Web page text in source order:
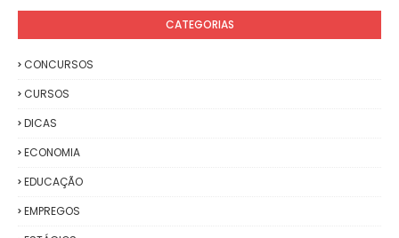
CATEGORIAS
CONCURSOS
CURSOS
DICAS
ECONOMIA
EDUCAÇÃO
EMPREGOS